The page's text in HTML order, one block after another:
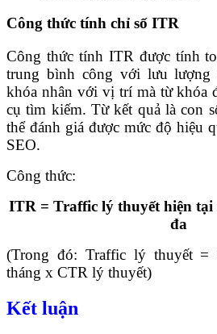
Công thức tính chỉ số ITR
Công thức tính ITR được tính
trung bình công với lưu
khóa nhân với vị trí mà từ khóa
cụ tìm kiếm. Từ kết quả là con
thể đánh giá được mức độ hiệu
SEO.
Công thức:
ITR = Traffic lý thuyết hiện
đa
(Trong đó: Traffic lý thuyết
tháng x CTR lý thuyết)
Kết luận